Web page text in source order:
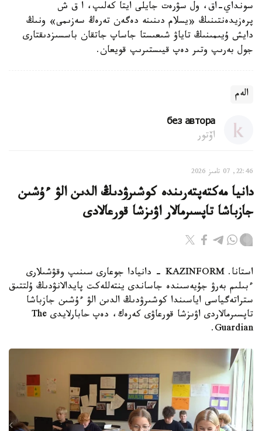
سونداي-اق، ول سۋرەت جايلى ايتا كەلىپ، ا ق ش
پرەزيدەنتىنىڭ «يسلام دىنىنە دەگەن تەرەڭ سەزىمى» ونىڭ
دايش ۇيىمىنىڭ تاياۋ شىعىستا جاساپ جاتقان باسسىزدىقتارى
جول بەرىپ وتىر دەپ قيىستىرىپ قويعان.
الەم
без автора
اۆتور
22:46, 07 تامىز 2026
دانيا مەكتەپتەرىندە كوشىرۋدىڭ الدىن الۋ ءۇشىن
جازباشا تاپسىرمالار اۋىزشا قورعالادى
استانا. KAZINFORM - دانيادا جوعارى سىنىپ وقۋشىلارى
ءبىلىم بەرۋ جۇيەسىندە جاساندى ينتەللەكت پايدالانۋدىڭ ۇلتتىق
ستراتەگياسى اياسىندا كوشىرۋدىڭ الدىن الۋ ءۇشىن جازباشا
تاپسىرمالاردى اۋىزشا قورعاۋى كەرەك، دەپ حابارلايدى The
Guardian.